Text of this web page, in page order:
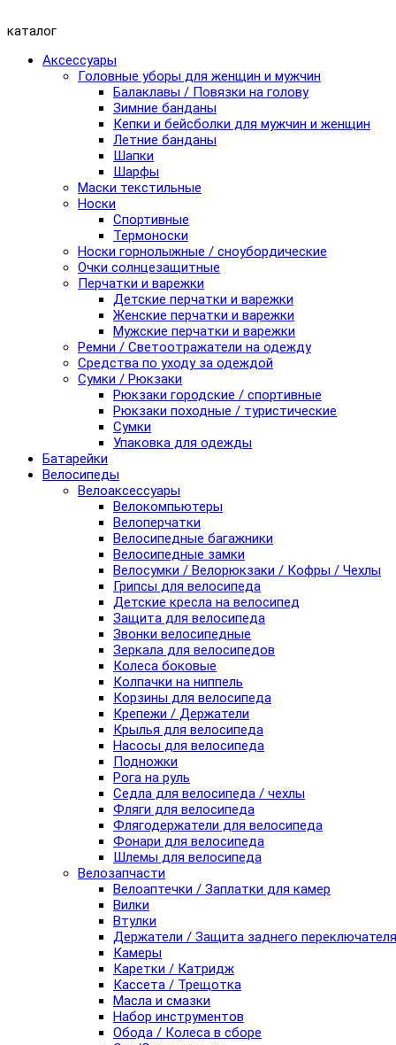
каталог
Аксессуары
Головные уборы для женщин и мужчин
Балаклавы / Повязки на голову
Зимние банданы
Кепки и бейсболки для мужчин и женщин
Летние банданы
Шапки
Шарфы
Маски текстильные
Носки
Спортивные
Термоноски
Носки горнолыжные / сноубордические
Очки солнцезащитные
Перчатки и варежки
Детские перчатки и варежки
Женские перчатки и варежки
Мужские перчатки и варежки
Ремни / Светоотражатели на одежду
Средства по уходу за одеждой
Сумки / Рюкзаки
Рюкзаки городские / спортивные
Рюкзаки походные / туристические
Сумки
Упаковка для одежды
Батарейки
Велосипеды
Велоаксессуары
Велокомпьютеры
Велоперчатки
Велосипедные багажники
Велосипедные замки
Велосумки / Велорюкзаки / Кофры / Чехлы
Грипсы для велосипеда
Детские кресла на велосипед
Защита для велосипеда
Звонки велосипедные
Зеркала для велосипедов
Колеса боковые
Колпачки на ниппель
Корзины для велосипеда
Крепежи / Держатели
Крылья для велосипеда
Насосы для велосипеда
Подножки
Рога на руль
Седла для велосипеда / чехлы
Фляги для велосипеда
Флягодержатели для велосипеда
Фонари для велосипеда
Шлемы для велосипеда
Велозапчасти
Велоаптечки / Заплатки для камер
Вилки
Втулки
Держатели / Защита заднего переключателя
Камеры
Каретки / Катридж
Кассета / Трещотка
Масла и смазки
Набор инструментов
Обода / Колеса в сборе